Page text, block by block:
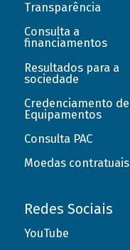
Transparência
Consulta a
financiamentos
Resultados para a
sociedade
Credenciamento de
Equipamentos
Consulta PAC
Moedas contratuais
Redes Sociais
YouTube